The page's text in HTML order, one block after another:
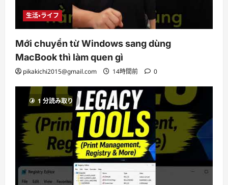
生活・ライフ
Mới chuyển từ Windows sang dùng
MacBook thì làm quen gì
pikakichi2015@gmail.com 14時間前 0
1 分読み取り